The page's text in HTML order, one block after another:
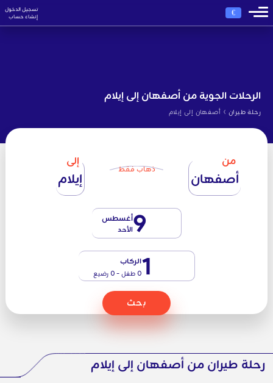
€
تسجيل الدخول
إنشاء حساب
الرحلات الجوية من أصفهان إلى إيلام
رحلة طيران › أصفهان إلى إيلام
من
أصفهان ذهاب فقط
إلى
إيلام
9أغسطس
الأحد
1الركاب
0 طفل - 0 رضيع
بحث
رحلة طيران من أصفهان إلى إيلام